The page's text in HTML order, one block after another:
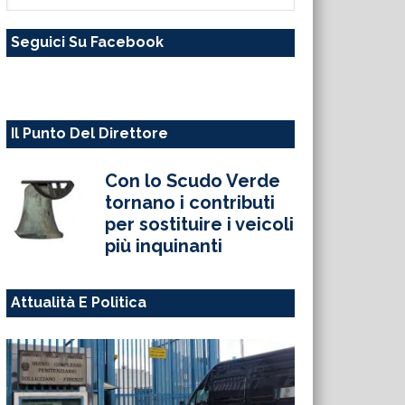
sito
Seguici Su Facebook
Il Punto Del Direttore
Con lo Scudo Verde
tornano i contributi
per sostituire i veicoli
più inquinanti
Attualità E Politica